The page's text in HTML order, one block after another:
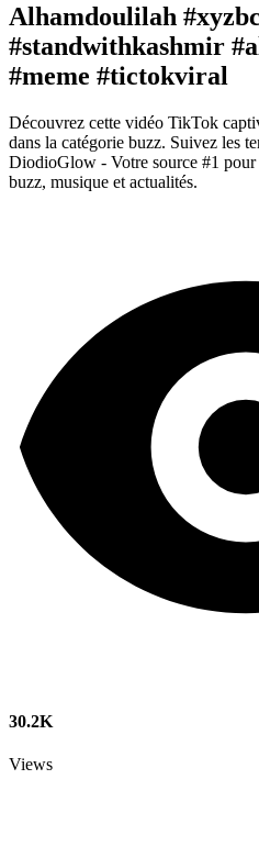
Alhamdoulilah
#standwithkashmir
#meme #tictokviral
Découvrez cette vidéo TikTok
dans la catégorie buzz. Suivez les
DiodioGlow - Votre source #1
buzz, musique et actualités.
30.2K
Views